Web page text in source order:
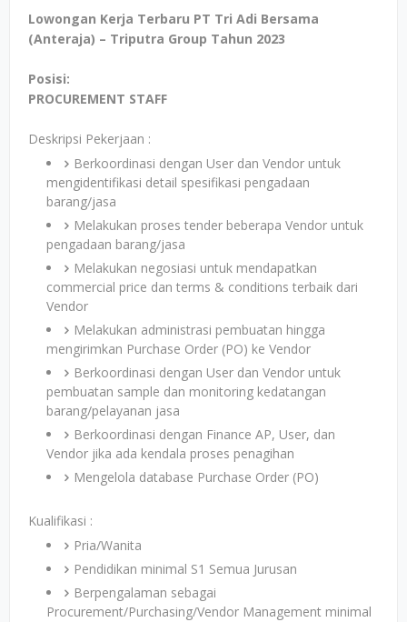
Lowongan Kerja Terbaru PT Tri Adi Bersama
(Anteraja) – Triputra Group Tahun 2023
Posisi:
PROCUREMENT STAFF
Deskripsi Pekerjaan :
Berkoordinasi dengan User dan Vendor untuk
mengidentifikasi detail spesifikasi pengadaan
barang/jasa
Melakukan proses tender beberapa Vendor untuk
pengadaan barang/jasa
Melakukan negosiasi untuk mendapatkan
commercial price dan terms & conditions terbaik dari
Vendor
Melakukan administrasi pembuatan hingga
mengirimkan Purchase Order (PO) ke Vendor
Berkoordinasi dengan User dan Vendor untuk
pembuatan sample dan monitoring kedatangan
barang/pelayanan jasa
Berkoordinasi dengan Finance AP, User, dan
Vendor jika ada kendala proses penagihan
Mengelola database Purchase Order (PO)
Kualifikasi :
Pria/Wanita
Pendidikan minimal S1 Semua Jurusan
Berpengalaman sebagai
Procurement/Purchasing/Vendor Management minimal